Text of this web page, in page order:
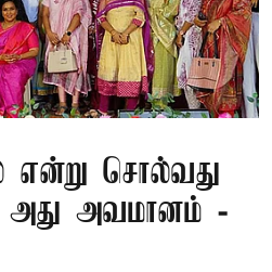
என்று சொல்வது
அது அவமானம் -